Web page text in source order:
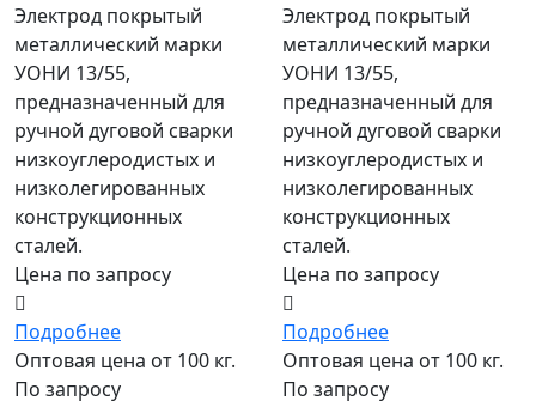
Электрод покрытый
металлический марки
УОНИ 13/55,
предназначенный для
ручной дуговой сварки
низкоуглеродистых и
низколегированных
конструкционных
сталей.
Цена по запросу
Подробнее
Оптовая цена от 100 кг.
По запросу
Электрод покрытый
металлический марки
УОНИ 13/55,
предназначенный для
ручной дуговой сварки
низкоуглеродистых и
низколегированных
конструкционных
сталей.
Цена по запросу
Подробнее
Оптовая цена от 100 кг.
По запросу